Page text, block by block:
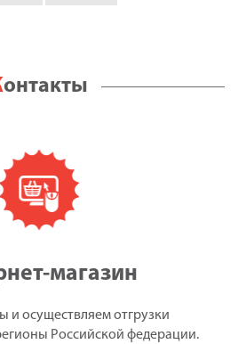
Контакты
магазин
осуществляем отгрузки
Российской федерации.